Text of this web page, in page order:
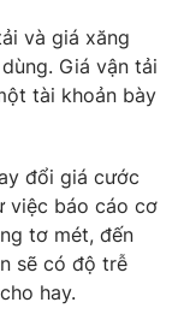
483/GP-BTTTT
Quốc Thắng,
và giá xăng
Giá vận tải
tài khoản bày
đổi giá cước
việc báo cáo cơ
tơ mét, đến
sẽ có độ trễ
hay.